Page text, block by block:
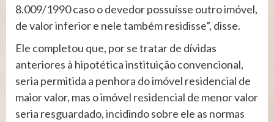
8.009/1990 caso o devedor possuísse outro imóvel,
de valor inferior e nele também residisse”, disse.
Ele completou que, por se tratar de dívidas
anteriores à hipotética instituição convencional,
seria permitida a penhora do imóvel residencial de
maior valor, mas o imóvel residencial de menor valor
seria resguardado, incidindo sobre ele as normas